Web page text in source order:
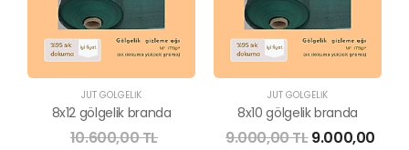
JÜT GÖLGELİK
8x12 gölgelik branda
10.600,00 TL
JÜT GÖLGELİK
8x10 gölgelik branda
9.000,00 TL9.000,00